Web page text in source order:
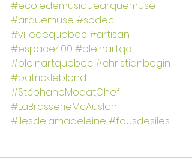
#ecoledemusiquearquemuse
#arquemuse #sodec
#villedequebec#artisan
#espace400 #pleinartqc
#pleinartquebec#christianbegin
#patrickleblond
#StéphaneModatChef
#LaBrasserieMcAuslan
#ilesdelamadeleine #fousdesiles